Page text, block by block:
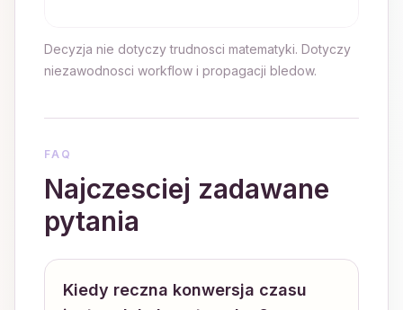
Decyzja nie dotyczy trudnosci matematyki. Dotyczy
niezawodnosci workflow i propagacji bledow.
FAQ
Najczesciej zadawane
pytania
Kiedy reczna konwersja czasu